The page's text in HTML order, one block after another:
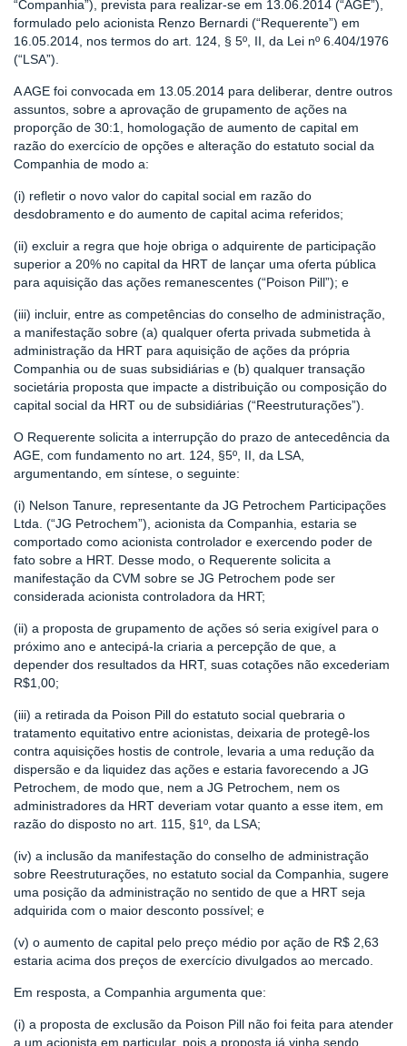
“Companhia”), prevista para realizar-se em 13.06.2014 (“AGE”),
formulado pelo acionista Renzo Bernardi (“Requerente”) em
16.05.2014, nos termos do art. 124, § 5º, II, da Lei nº 6.404/1976
(“LSA”).
A AGE foi convocada em 13.05.2014 para deliberar, dentre outros
assuntos, sobre a aprovação de grupamento de ações na
proporção de 30:1, homologação de aumento de capital em
razão do exercício de opções e alteração do estatuto social da
Companhia de modo a:
(i) refletir o novo valor do capital social em razão do
desdobramento e do aumento de capital acima referidos;
(ii) excluir a regra que hoje obriga o adquirente de participação
superior a 20% no capital da HRT de lançar uma oferta pública
para aquisição das ações remanescentes (“Poison Pill”); e
(iii) incluir, entre as competências do conselho de administração,
a manifestação sobre (a) qualquer oferta privada submetida à
administração da HRT para aquisição de ações da própria
Companhia ou de suas subsidiárias e (b) qualquer transação
societária proposta que impacte a distribuição ou composição do
capital social da HRT ou de subsidiárias (“Reestruturações”).
O Requerente solicita a interrupção do prazo de antecedência da
AGE, com fundamento no art. 124, §5º, II, da LSA,
argumentando, em síntese, o seguinte:
(i) Nelson Tanure, representante da JG Petrochem Participações
Ltda. (“JG Petrochem”), acionista da Companhia, estaria se
comportado como acionista controlador e exercendo poder de
fato sobre a HRT. Desse modo, o Requerente solicita a
manifestação da CVM sobre se JG Petrochem pode ser
considerada acionista controladora da HRT;
(ii) a proposta de grupamento de ações só seria exigível para o
próximo ano e antecipá-la criaria a percepção de que, a
depender dos resultados da HRT, suas cotações não excederiam
R$1,00;
(iii) a retirada da Poison Pill do estatuto social quebraria o
tratamento equitativo entre acionistas, deixaria de protegê-los
contra aquisições hostis de controle, levaria a uma redução da
dispersão e da liquidez das ações e estaria favorecendo a JG
Petrochem, de modo que, nem a JG Petrochem, nem os
administradores da HRT deveriam votar quanto a esse item, em
razão do disposto no art. 115, §1º, da LSA;
(iv) a inclusão da manifestação do conselho de administração
sobre Reestruturações, no estatuto social da Companhia, sugere
uma posição da administração no sentido de que a HRT seja
adquirida com o maior desconto possível; e
(v) o aumento de capital pelo preço médio por ação de R$ 2,63
estaria acima dos preços de exercício divulgados ao mercado.
Em resposta, a Companhia argumenta que:
(i) a proposta de exclusão da Poison Pill não foi feita para atender
a um acionista em particular, pois a proposta já vinha sendo